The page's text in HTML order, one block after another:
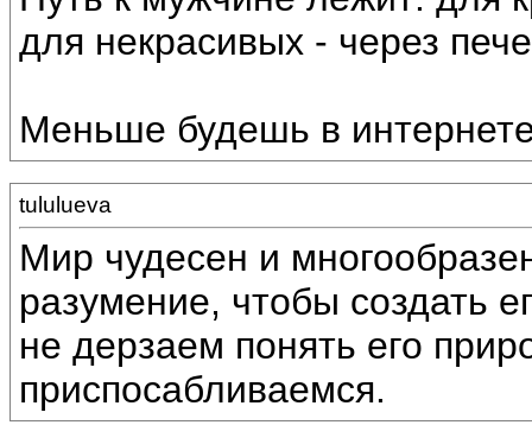
для некрасивых - через
Меньше будешь в
tululueva
Мир чудесен и
разумение, чтобы создать
не дерзаем понять его
приспосабливаемся.